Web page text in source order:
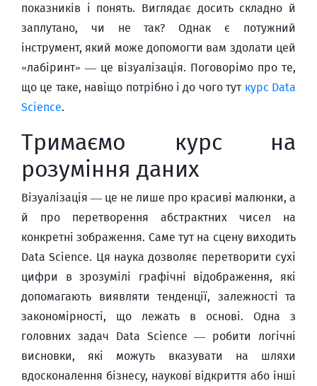
показників і понять. Виглядає досить складно й
заплутано, чи не так? Однак є потужний
інструмент, який може допомогти вам здолати цей
«лабіринт»‎ — це візуалізація. Поговорімо про те,
що це таке, навіщо потрібно і до чого тут курс Data
Science.
Тримаємо курс на
розуміння даних
Візуалізація — це не лише про красиві малюнки, а
й про перетворення абстрактних чисел на
конкретні зображення. Саме тут на сцену виходить
Data Science. Ця наука дозволяє перетворити сухі
цифри в зрозумілі графічні відображення, які
допомагають виявляти тенденції, залежності та
закономірності, що лежать в основі. Одна з
головних задач Data Science — робити логічні
висновки, які можуть вказувати на шляхи
вдосконалення бізнесу, наукові відкриття або інші